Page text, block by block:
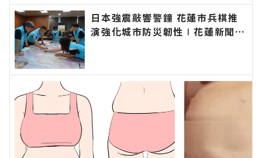
站各類新聞－最快速的今日新聞報
導 最新的在地資訊！
日本強震敲響警鐘 花蓮市兵棋推
演強化城市防災韌性∣花蓮新聞網